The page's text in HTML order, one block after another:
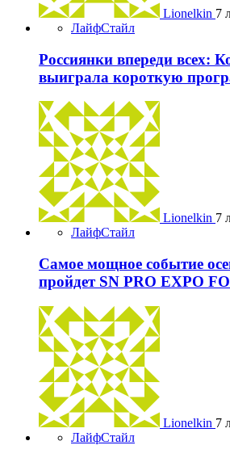
Lionelkin 7
ЛайфСтайл
Россиянки впереди всех:
выиграла короткую
Lionelkin 7
ЛайфСтайл
Самое мощное событие
пройдет SN PRO EXPO
Lionelkin 7
ЛайфСтайл